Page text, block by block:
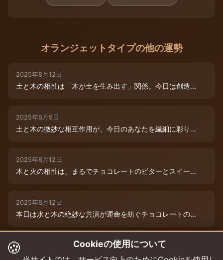
オランジェットタイプの他の運勢
2025年8月12日
土と木の相性は「木が土を生み出す」関係。今日は創造...
2025年8月9日
土と木の微妙な相互作用が、今日のあなたを繊細に彩り...
2025年8月12日
木と火の相性は、まるでチョコレートのビターとスイー...
2025年8月12日
本日は水と木の絶妙な共演が運命を紡ぐチョコレートの...
2025年8月12日
本日は、燃えるような情熱と成長のエネルギーが交差す...
🍪 Cookieの使用について